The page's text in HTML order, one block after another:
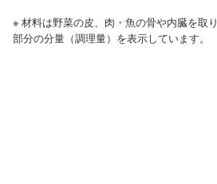
※ 材料は野菜の皮、肉・魚の骨や内臓を取
部分の分量（調理量）を表示しています。